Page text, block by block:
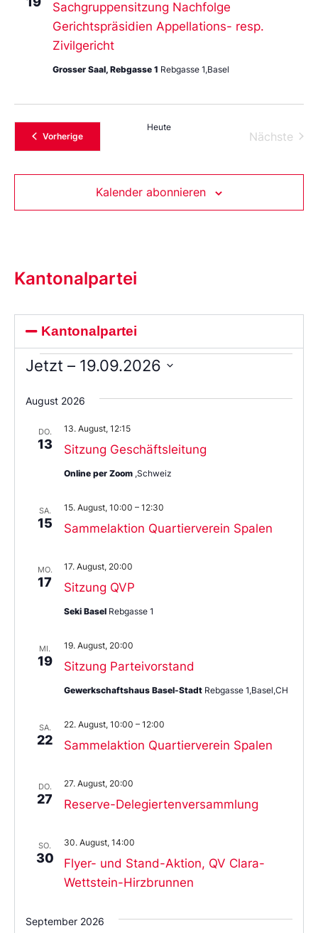
Sachgruppensitzung Nachfolge
Gerichtspräsidien Appellations- resp.
Zivilgericht
Grosser Saal, Rebgasse 1 Rebgasse 1,Basel
VorherigeVeranstaltungen
Heute
Nächste
Kalender abonnieren
Kantonalpartei
Kantonalpartei
Jetzt – 19.09.2026
Sie
das
aus.
August 2026
DO.
13 Sitzung Geschäftsleitung
13. August, 12:15
Online per Zoom ,Schweiz
SA.
15 Sammelaktion Quartierverein Spalen
15. August, 10:00 – 12:30
MO.
17 Sitzung QVP
17. August, 20:00
Seki Basel Rebgasse 1
MI.
19 Sitzung Parteivorstand
19. August, 20:00
Gewerkschaftshaus Basel-Stadt Rebgasse 1,Basel,CH
SA.
22 Sammelaktion Quartierverein Spalen
22. August, 10:00 – 12:00
DO.
27 Reserve-Delegiertenversammlung
27. August, 20:00
SO.
30
Flyer- und Stand-Aktion, QV Clara-
Wettstein-Hirzbrunnen
30. August, 14:00
September 2026